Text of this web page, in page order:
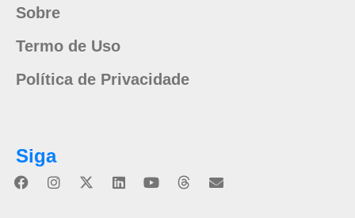
Sobre
Termo de Uso
Política de Privacidade
Siga